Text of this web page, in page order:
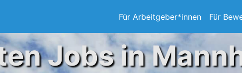
Für Arbeitgeber*innen Für
Jobs in